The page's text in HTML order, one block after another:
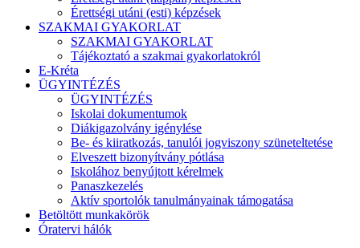
Érettségi utáni (esti) képzések
SZAKMAI GYAKORLAT
SZAKMAI GYAKORLAT
Tájékoztató a szakmai gyakorlatokról
E-Kréta
ÜGYINTÉZÉS
ÜGYINTÉZÉS
Iskolai dokumentumok
Diákigazolvány igénylése
Be- és kiiratkozás, tanulói jogviszony szüneteltetése
Elveszett bizonyítvány pótlása
Iskolához benyújtott kérelmek
Panaszkezelés
Aktív sportolók tanulmányainak támogatása
Betöltött munkakörök
Óratervi hálók